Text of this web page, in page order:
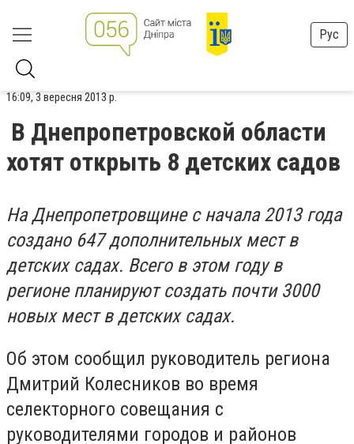
Рус
16:09, 3 вересня 2013 р.
В Днепропетровской области
хотят открыть 8 детских садов
На Днепропетровщине с начала 2013 года
создано 647 дополнительных мест в
детских садах. Всего в этом году в
регионе планируют создать почти 3000
новых мест в детских садах.
Об этом сообщил руководитель региона
Дмитрий Колесников во время
селекторного совещания с
руководителями городов и районов